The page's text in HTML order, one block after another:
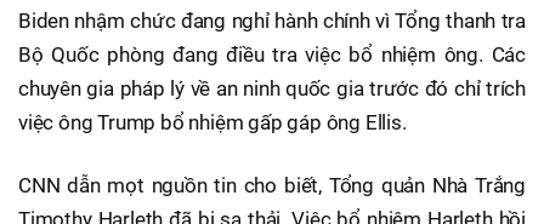
Biden nhậm chức đang nghỉ hành chính vì Tổng thanh tra
Bộ Quốc phòng đang điều tra việc bổ nhiệm ông. Các
chuyên gia pháp lý về an ninh quốc gia trước đó chỉ trích
việc ông Trump bổ nhiệm gấp gáp ông Ellis.
CNN dẫn mọt nguồn tin cho biết, Tổng quản Nhà Trắng
Timothy Harleth đã bị sa thải. Việc bổ nhiệm Harleth hồi